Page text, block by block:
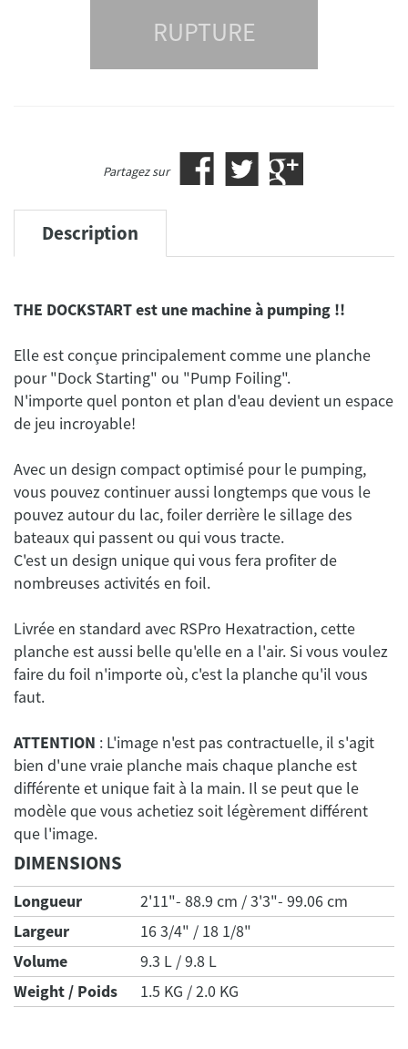
RUPTURE
Partagez sur
Description
THE DOCKSTART est une machine à pumping !!
Elle est conçue principalement comme une planche
pour "Dock Starting" ou "Pump Foiling".
N'importe quel ponton et plan d'eau devient un espace
de jeu incroyable!
Avec un design compact optimisé pour le pumping,
vous pouvez continuer aussi longtemps que vous le
pouvez autour du lac, foiler derrière le sillage des
bateaux qui passent ou qui vous tracte.
C'est un design unique qui vous fera profiter de
nombreuses activités en foil.
Livrée en standard avec RSPro Hexatraction, cette
planche est aussi belle qu'elle en a l'air. Si vous voulez
faire du foil n'importe où, c'est la planche qu'il vous
faut.
ATTENTION : L'image n'est pas contractuelle, il s'agit
bien d'une vraie planche mais chaque planche est
différente et unique fait à la main. Il se peut que le
modèle que vous achetiez soit légèrement différent
DIMENSIONS
Longueur
2'11"- 88.9 cm / 3'3"- 99.06 cm
Largeur
16 3/4" / 18 1/8"
Volume
9.3 L / 9.8 L
Weight / Poids
1.5 KG / 2.0 KG